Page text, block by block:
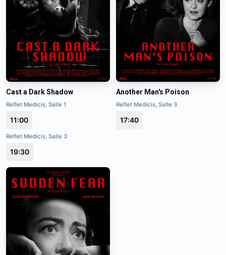
Cast a Dark Shadow
Reflet Medicis, Salle 1
11:00
Reflet Medicis, Salle 3
19:30
Another Man's Poison
Reflet Medicis, Salle 3
17:40